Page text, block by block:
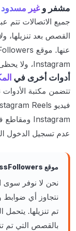
مشفر و غير مسدود
القصص بعد تنزيلها،
Instagram، ولا يحظى بدعم أي منهما.
أدوات أخرى في
تتضمن مكتبة
عدم تسجيل الدخول
موقع ExpressFollowers
نحن لا نوفر سوى
نتجاوز أي ضوابط
تم تنزيلها.
بالقصص التي تم